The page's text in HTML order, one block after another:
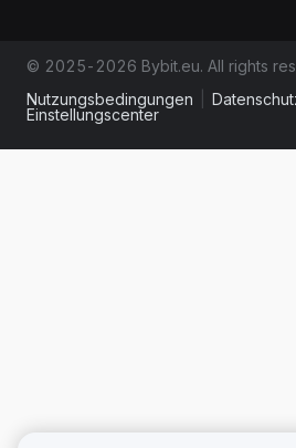
© 2025-2026 Bybit.eu. All rights
Nutzungsbedingungen
Einstellungscenter